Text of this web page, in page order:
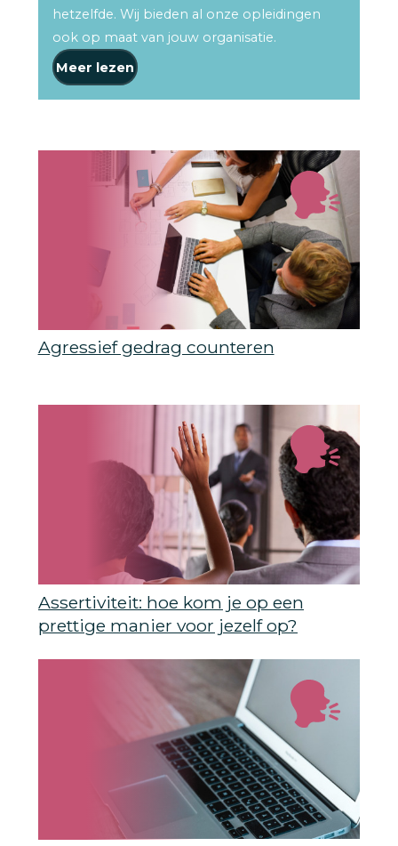
hetzelfde. Wij bieden al onze opleidingen
ook op maat van jouw organisatie.
Meer lezen
Agressief gedrag counteren
Assertiviteit: hoe kom je op een
prettige manier voor jezelf op?